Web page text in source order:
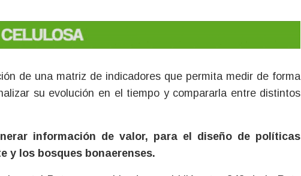
de una matriz de indicadores que permita medir de forma
su evolución en el tiempo y compararla entre distintos
información de valor, para el diseño de políticas
y los bosques bonaerenses.